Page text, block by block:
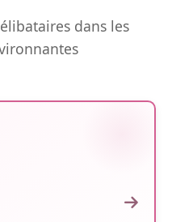
dans les